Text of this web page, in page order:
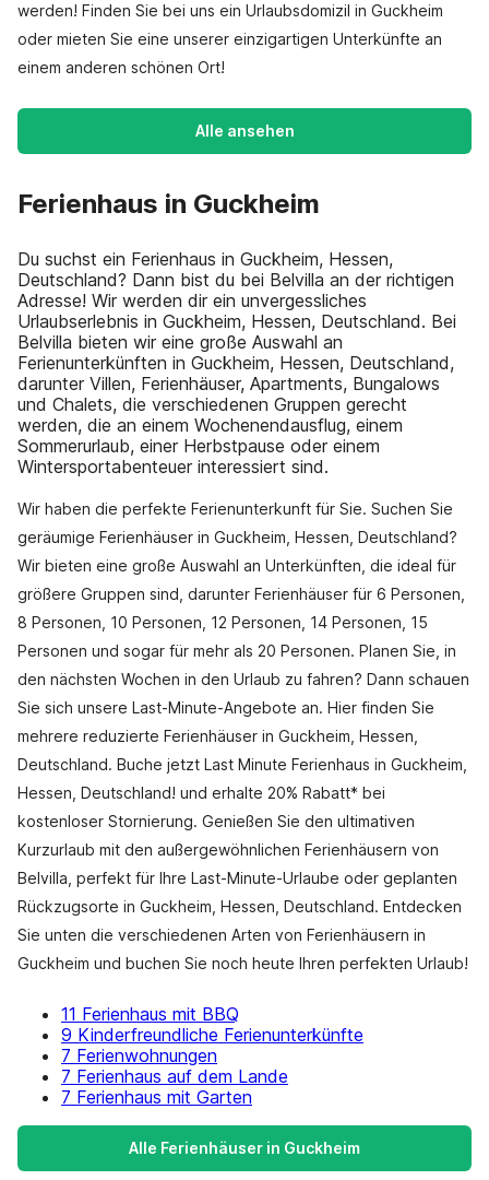
werden! Finden Sie bei uns ein Urlaubsdomizil in Guckheim
oder mieten Sie eine unserer einzigartigen Unterkünfte an
einem anderen schönen Ort!
Alle ansehen
Ferienhaus in Guckheim
Du suchst ein Ferienhaus in Guckheim, Hessen,
Deutschland? Dann bist du bei Belvilla an der richtigen
Adresse! Wir werden dir ein unvergessliches
Urlaubserlebnis in Guckheim, Hessen, Deutschland. Bei
Belvilla bieten wir eine große Auswahl an
Ferienunterkünften in Guckheim, Hessen, Deutschland,
darunter Villen, Ferienhäuser, Apartments, Bungalows
und Chalets, die verschiedenen Gruppen gerecht
werden, die an einem Wochenendausflug, einem
Sommerurlaub, einer Herbstpause oder einem
Wintersportabenteuer interessiert sind.
Wir haben die perfekte Ferienunterkunft für Sie. Suchen Sie
geräumige Ferienhäuser in Guckheim, Hessen, Deutschland?
Wir bieten eine große Auswahl an Unterkünften, die ideal für
größere Gruppen sind, darunter Ferienhäuser für 6 Personen,
8 Personen, 10 Personen, 12 Personen, 14 Personen, 15
Personen und sogar für mehr als 20 Personen. Planen Sie, in
den nächsten Wochen in den Urlaub zu fahren? Dann schauen
Sie sich unsere Last-Minute-Angebote an. Hier finden Sie
mehrere reduzierte Ferienhäuser in Guckheim, Hessen,
Deutschland. Buche jetzt Last Minute Ferienhaus in Guckheim,
Hessen, Deutschland! und erhalte 20% Rabatt* bei
kostenloser Stornierung. Genießen Sie den ultimativen
Kurzurlaub mit den außergewöhnlichen Ferienhäusern von
Belvilla, perfekt für Ihre Last-Minute-Urlaube oder geplanten
Rückzugsorte in Guckheim, Hessen, Deutschland. Entdecken
Sie unten die verschiedenen Arten von Ferienhäusern in
Guckheim und buchen Sie noch heute Ihren perfekten Urlaub!
11 Ferienhaus mit BBQ
9 Kinderfreundliche Ferienunterkünfte
7 Ferienwohnungen
7 Ferienhaus auf dem Lande
7 Ferienhaus mit Garten
Alle Ferienhäuser in Guckheim